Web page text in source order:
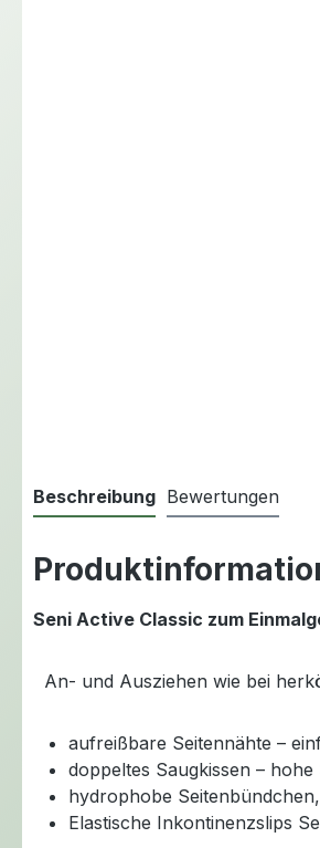
Beschreibung Bewertungen
Seni Active Classic zum
An- und Ausziehen wie bei
aufreißbare Seitennähte –
doppeltes Saugkissen –
hydrophobe
Elastische Inkontinenzslips